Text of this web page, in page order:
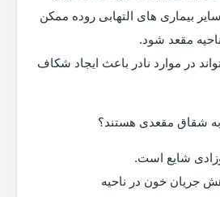
بیماری های التهابی روده ممکن
مقعد شود.
در موارد نادر باعث ایجاد شکاف
شقاق مقعدی هستند؟
شایع است.
جریان خون در ناحیه